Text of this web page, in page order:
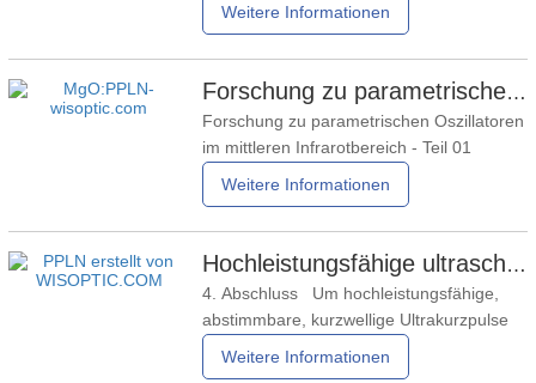
Technologie. Verglichen mit
durch ihre flexible und kompakte
Bauweise, hohe Zuverlässigkeit, gute
Strahlqualität und geringe Kosten aus und
sind daher
Weitere Informationen
Forschung zu parametrischen Oszillatoren im mittleren Infrarotbereich - Teil 01
Forschung zu parametrischen Oszillatoren
im mittleren Infrarotbereich - Teil 01
nutzen ein atmosphärisches Fenster und
Laserkommunikation, der
Atmosphärenüberwachung und der
Lasermedizin. Die optische parametrische
Weitere Informationen
Hochleistungsfähige ultraschnelle Infrarotquellen im mittleren Wellenlängenbereich von 2–5 μm basierend auf einer Zweiwellenlängenquelle – Teil 10
4. Abschluss Um hochleistungsfähige,
abstimmbare, kurzwellige Ultrakurzpulse
verwendet diese Arbeit einen Erbium-
Weitere Informationen